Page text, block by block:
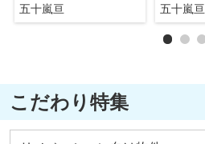
五十嵐亘 五十嵐亘
こだわり特集